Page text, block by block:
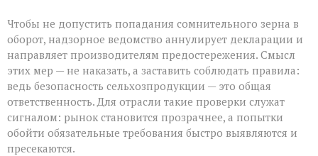
Чтобы не допустить попадания сомнительного зерна в
оборот, надзорное ведомство аннулирует декларации и
направляет производителям предостережения. Смысл
этих мер — не наказать, а заставить соблюдать правила:
ведь безопасность сельхозпродукции — это общая
ответственность. Для отрасли такие проверки служат
сигналом: рынок становится прозрачнее, а попытки
обойти обязательные требования быстро выявляются и
пресекаются.